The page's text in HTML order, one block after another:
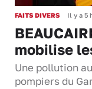
FAITS DIVERS Il y a 5
mobilise
Une pollution
pompiers du